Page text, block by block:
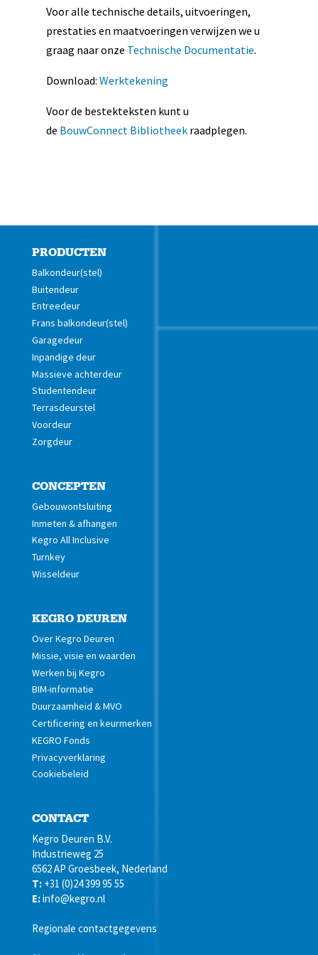
Voor alle technische details, uitvoeringen,
prestaties en maatvoeringen verwijzen we u
graag naar onze Technische Documentatie.
Download: Werktekening
Voor de bestekteksten kunt u
de BouwConnect Bibliotheekraadplegen.
PRODUCTEN
Balkondeur(stel)
Buitendeur
Entreedeur
Frans balkondeur(stel)
Garagedeur
Inpandige deur
Massieve achterdeur
Studentendeur
Terrasdeurstel
Voordeur
Zorgdeur
CONCEPTEN
Gebouwontsluiting
Inmeten & afhangen
Kegro All Inclusive
Turnkey
Wisseldeur
KEGRO DEUREN
Over Kegro Deuren
Missie, visie en waarden
Werken bij Kegro
BIM-informatie
Duurzaamheid & MVO
Certificering en keurmerken
KEGRO Fonds
Privacyverklaring
Cookiebeleid
CONTACT
Kegro Deuren B.V.
Industrieweg 25
6562 AP Groesbeek, Nederland
T: +31 (0)24 399 95 55
E:info@kegro.nl
Regionale contactgegevens